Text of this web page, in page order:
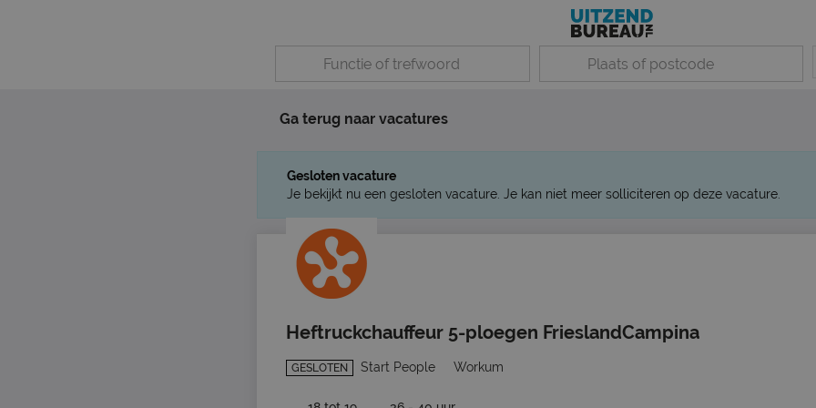
Ga terug naar vacatures
Gesloten vacature
Je bekijkt nu een gesloten vacature. Je kan niet meer solliciteren op deze vacature.
Heftruckchauffeur 5-ploegen FrieslandCampina
GESLOTEN Start People Workum